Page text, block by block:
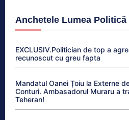
Anchetele Lumea Politică
EXCLUSIV.Politician de top a
recunoscut cu greu fapta
Mandatul Oanei Țoiu la Externe
Conturi. Ambasadorul Muraru a
Teheran!